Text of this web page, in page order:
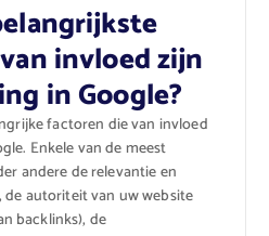
invloed zijn
in Google?
factoren die van invloed
Enkele van de meest
andere de relevantie en
autoriteit van uw website
backlinks), de